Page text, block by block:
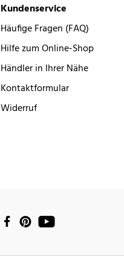
Kundenservice
Häufige Fragen (FAQ)
Hilfe zum Online-Shop
Händler in Ihrer Nähe
Kontaktformular
Widerruf